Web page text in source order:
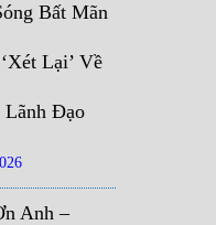
Bất Mãn
Lại’ Về
Lãnh Đạo
Anh –